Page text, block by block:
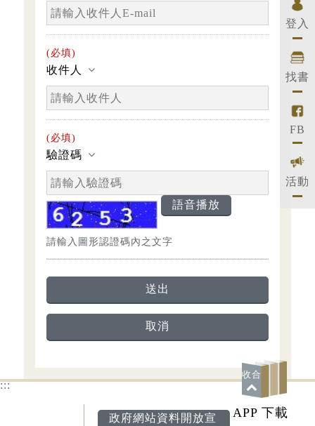
登入
找書
FB
活動
(必填)
收件人
(必填)
驗證碼
語音播放
請輸入圖形認證碼內之文字
取消
:::
收合
政府網站資料開放宣
APP 下載